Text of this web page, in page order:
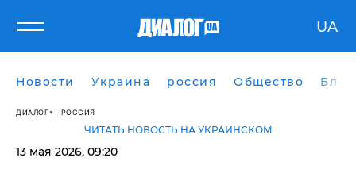
UA
Новости Украина россия Общество
ДИАЛОГ РОССИЯ
ЧИТАТЬ НОВОСТЬ НА УКРАИНСКОМ
13 мая 2026, 09:20